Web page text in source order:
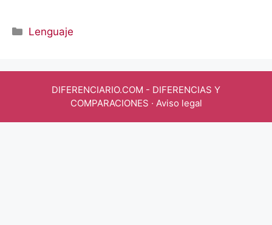
Categorías
Lenguaje
DIFERENCIARIO.COM - DIFERENCIAS Y
COMPARACIONES · Aviso legal